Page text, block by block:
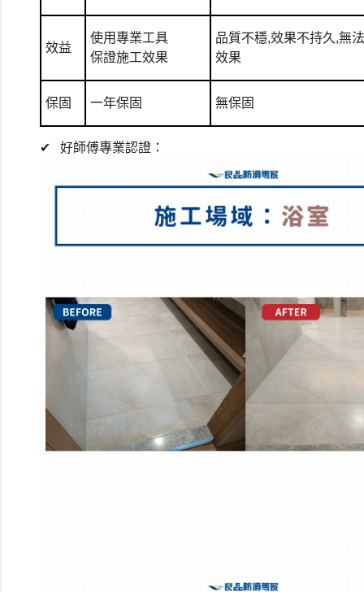
效益
使用專業工具
保證施工效果
品質不穩,效果不持久,無
效果
保固 一年保固 無保固
✔ 好師傅專業認證：